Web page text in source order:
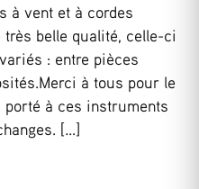
à vent et à cordes
très belle qualité, celle-ci
: entre pièces
à tous pour le
à ces instruments
[…]